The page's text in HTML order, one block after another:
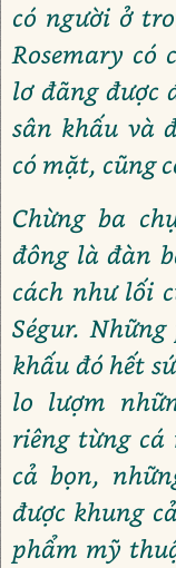
có người ở
Rosemary có
lơ đãng được
sân khấu và
có mặt, cũng
Chừng ba
đông là đàn
cách như lối
Ségur.
khấu đó hết
lo lượm
riêng từng cá
cả bọn,
được khung
phẩm mỹ